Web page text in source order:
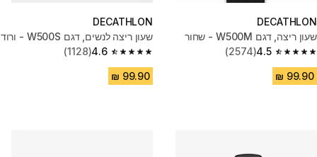
DECATHLON
שעון ריצה, דגם W500M - שחור
4.5
4.5 out of 5 stars from 2574 reviews
(2574)
DECATHLON
שעון ריצה לנשים, דגם W500S - ורוד
4.6
4.6 out of 5 stars from 1128 reviews
(1128)